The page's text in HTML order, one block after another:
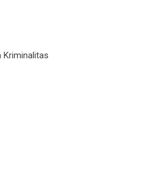
Kriminalitas